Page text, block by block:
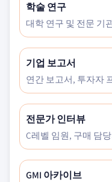
학술 연구
대학 연구 및 전문 기
기업 보고서
연간 보고서, 투자자
전문가 인터뷰
C레벨 임원, 구매 담
GMI 아카이브